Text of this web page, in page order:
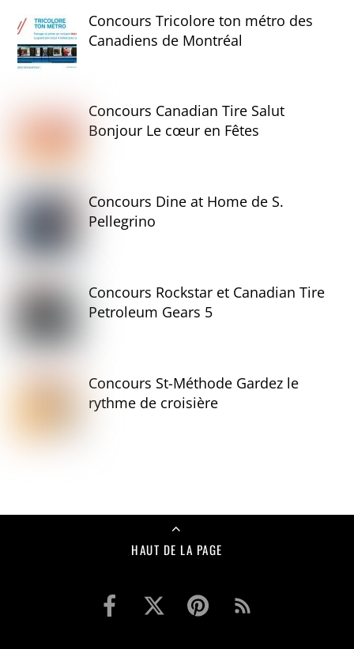
Concours Tricolore ton métro des
Canadiens de Montréal
Concours Canadian Tire Salut
Bonjour Le cœur en Fêtes
Concours Dine at Home de S.
Pellegrino
Concours Rockstar et Canadian Tire
Petroleum Gears 5
Concours St-Méthode Gardez le
rythme de croisière
HAUT DE LA PAGE